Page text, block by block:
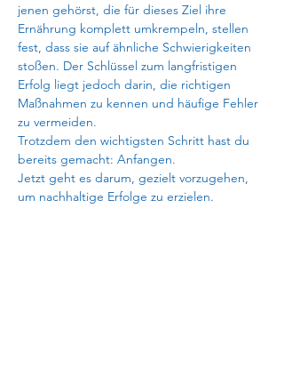
jenen gehörst, die für dieses Ziel ihre
Ernährung komplett umkrempeln, stellen
fest, dass sie auf ähnliche Schwierigkeiten
stoßen. Der Schlüssel zum langfristigen
Erfolg liegt jedoch darin, die richtigen
Maßnahmen zu kennen und häufige Fehler
zu vermeiden.
Trotzdem den wichtigsten Schritt hast du
bereits gemacht: Anfangen.
Jetzt geht es darum, gezielt vorzugehen,
um nachhaltige Erfolge zu erzielen.